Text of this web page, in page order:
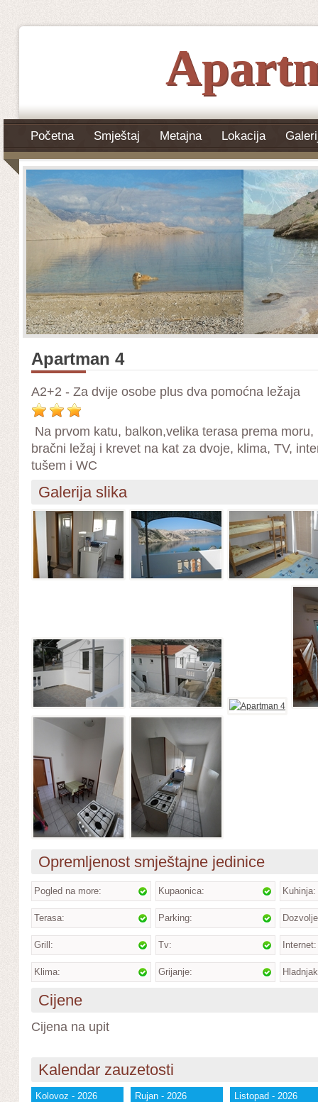
Početna Smještaj Metajna Lokacija
Apartman 4
A2+2 - Za dvije osobe plus dva pomoćna ležaja
Na prvom katu, balkon,velika terasa prema
bračni ležaj i krevet na kat za dvoje, klima, TV,
tušem i WC
Galerija slika
Opremljenost smještajne jedinice
Pogled na more: Kupaonica: Kuhinja:
Terasa: Parking:
Grill: Tv: Internet:
Klima: Grijanje:
Cijene
Cijena na upit
Kalendar zauzetosti
Kolovoz - 2026
Rujan - 2026
Listopad - 2026